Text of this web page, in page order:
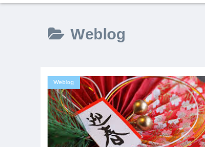
Weblog
Weblog